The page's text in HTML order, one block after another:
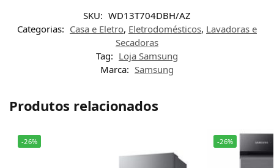
SKU: WD13T704DBH/AZ
Categorias: Casa e Eletro, Eletrodomésticos, Lavadoras e
Secadoras
Tag: Loja Samsung
Marca: Samsung
Produtos relacionados
-26% -26%